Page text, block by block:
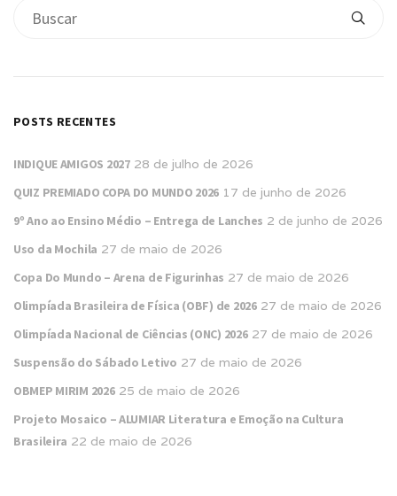
POSTS RECENTES
INDIQUE AMIGOS 2027 28 de julho de 2026
QUIZ PREMIADO COPA DO MUNDO 2026 17 de junho de 2026
9º Ano ao Ensino Médio – Entrega de Lanches 2 de junho de 2026
Uso da Mochila 27 de maio de 2026
Copa Do Mundo – Arena de Figurinhas 27 de maio de 2026
Olimpíada Brasileira de Física (OBF) de 2026 27 de maio de 2026
Olimpíada Nacional de Ciências (ONC) 2026 27 de maio de 2026
Suspensão do Sábado Letivo 27 de maio de 2026
OBMEP MIRIM 2026 25 de maio de 2026
Projeto Mosaico – ALUMIAR Literatura e Emoção na Cultura
Brasileira 22 de maio de 2026